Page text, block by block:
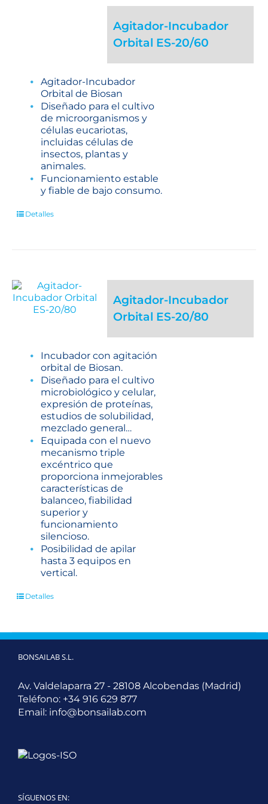
Agitador-Incubador
Orbital ES-20/60
Agitador-Incubador
Orbital de Biosan
Diseñado para el cultivo
de microorganismos y
células eucariotas,
incluidas células de
insectos, plantas y
animales.
Funcionamiento estable
y fiable de bajo consumo.
Detalles
Agitador-Incubador
Orbital ES-20/80
Incubador con agitación
orbital de Biosan.
Diseñado para el cultivo
microbiológico y celular,
expresión de proteínas,
estudios de solubilidad,
mezclado general…
Equipada con el nuevo
mecanismo triple
excéntrico que
proporciona inmejorables
características de
balanceo, fiabilidad
superior y
funcionamiento
silencioso.
Posibilidad de apilar
hasta 3 equipos en
vertical.
Detalles
BONSAILAB S.L.
Av. Valdelaparra 27 - 28108 Alcobendas (Madrid)
Teléfono: +34 916 629 877
Email: info@bonsailab.com
SÍGUENOS EN: